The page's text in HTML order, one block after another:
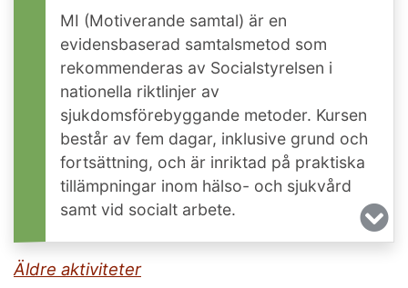
MI (Motiverande samtal) är en
evidensbaserad samtalsmetod som
rekommenderas av Socialstyrelsen i
nationella riktlinjer av
sjukdomsförebyggande metoder. Kursen
består av fem dagar, inklusive grund och
fortsättning, och är inriktad på praktiska
tillämpningar inom hälso- och sjukvård
samt vid socialt arbete.
Äldre aktiviteter